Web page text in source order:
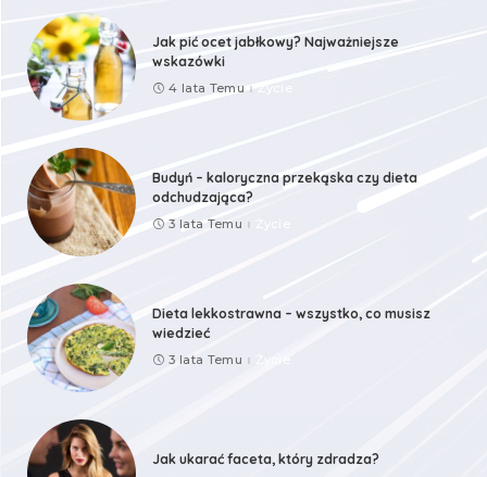
Jak pić ocet jabłkowy? Najważniejsze
wskazówki
4 lata Temu
Budyń – kaloryczna przekąska czy dieta
odchudzająca?
3 lata Temu
Dieta lekkostrawna – wszystko, co musisz
wiedzieć
3 lata Temu
Jak ukarać faceta, który zdradza?